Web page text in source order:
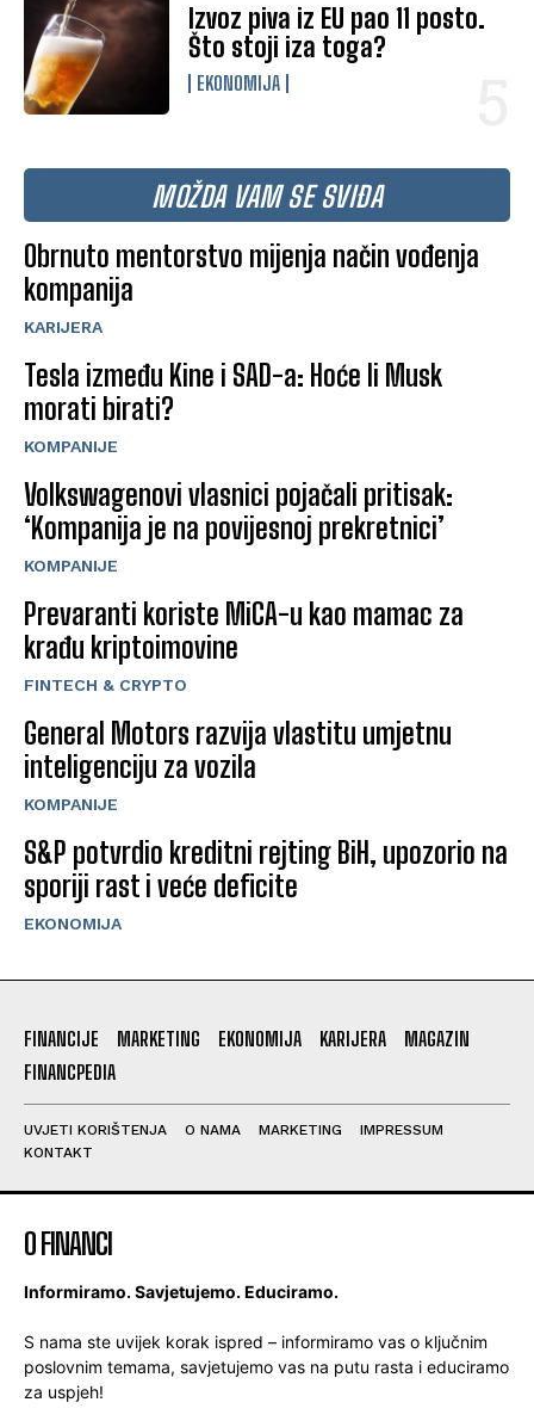
Izvoz piva iz EU pao 11 posto.
Što stoji iza toga?
EKONOMIJA
MOŽDA VAM SE SVIĐA
Obrnuto mentorstvo mijenja način vođenja
kompanija
KARIJERA
Tesla između Kine i SAD-a: Hoće li Musk
morati birati?
KOMPANIJE
Volkswagenovi vlasnici pojačali pritisak:
‘Kompanija je na povijesnoj prekretnici’
KOMPANIJE
Prevaranti koriste MiCA-u kao mamac za
krađu kriptoimovine
FINTECH & CRYPTO
General Motors razvija vlastitu umjetnu
inteligenciju za vozila
KOMPANIJE
S&P potvrdio kreditni rejting BiH, upozorio na
sporiji rast i veće deficite
EKONOMIJA
FINANCIJE MARKETING EKONOMIJA KARIJERA
MAGAZIN
FINANCPEDIA
UVJETI KORIŠTENJA O NAMA MARKETING
IMPRESSUM
KONTAKT
O FINANCI
Informiramo. Savjetujemo. Educiramo.
S nama ste uvijek korak ispred – informiramo vas o ključnim
poslovnim temama, savjetujemo vas na putu rasta i educiramo
za uspjeh!